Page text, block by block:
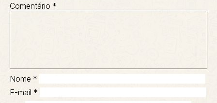
Comentário *
Nome *
E-mail *